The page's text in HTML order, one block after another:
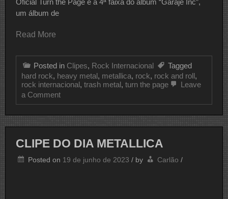
um álbum de
Read More
Posted in Clipes, Rock Internacional
Tagged
hard rock, heavy metal, metallica, rock, rock and roll,
rock internacional, trash metal, turn the page
Leave
a Commenton
CLIPE
METALLICA
CLIPE DO DIA METALLICA
Posted on 19 de junho de 2023 / by Carlão /